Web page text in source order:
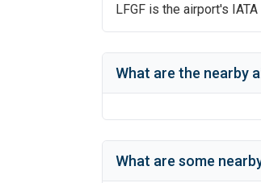
LFGF is the airport's IATA
What are the nearby
What are some